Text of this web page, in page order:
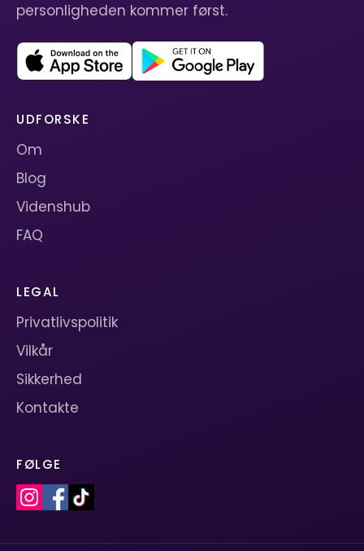
personligheden kommer først.
UDFORSKE
Om
Blog
Videnshub
FAQ
LEGAL
Privatlivspolitik
Vilkår
Sikkerhed
Kontakte
FØLGE